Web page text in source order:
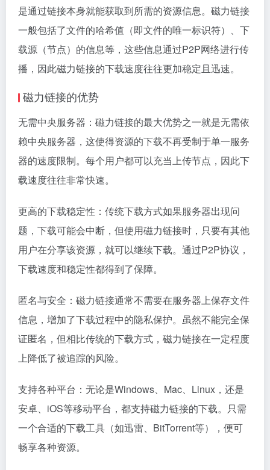
是通过链接本身就能获取到所需的资源信息。磁力链接
一般包括了文件的哈希值（即文件的唯一标识符）、下
载源（节点）的信息等，这些信息通过P2P网络进行传
播，因此磁力链接的下载速度往往更加稳定且迅速。
磁力链接的优势
无需中央服务器：磁力链接的最大优势之一就是无需依
赖中央服务器，这使得资源的下载不再受制于单一服务
器的速度限制。每个用户都可以充当上传节点，因此下
载速度往往非常快速。
更高的下载稳定性：传统下载方式如果服务器出现问
题，下载可能会中断，但使用磁力链接时，只要有其他
用户在分享该资源，就可以继续下载。通过P2P协议，
下载速度和稳定性都得到了保障。
匿名与安全：磁力链接通常不需要在服务器上保存文件
信息，增加了下载过程中的隐私保护。虽然不能完全保
证匿名，但相比传统的下载方式，磁力链接在一定程度
上降低了被追踪的风险。
支持各种平台：无论是Windows、Mac、Linux，还是
安卓、iOS等移动平台，都支持磁力链接的下载。只需
一个合适的下载工具（如迅雷、BitTorrent等），便可
畅享各种资源。